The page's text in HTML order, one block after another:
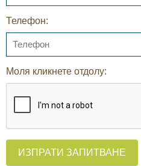
Телефон:
Моля кликнете отдолу:
ИЗПРАТИ ЗАПИТВАНЕ